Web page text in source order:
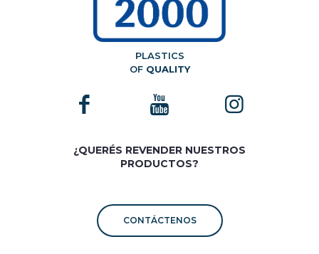
PLASTICS
OF QUALITY
¿QUERÉS REVENDER NUESTROS
PRODUCTOS?
CONTÁCTENOS